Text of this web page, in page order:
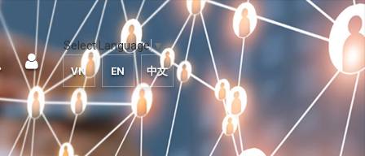
Select Language▼
VN EN 中文